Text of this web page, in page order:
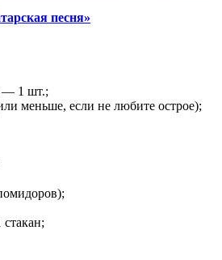
песня»
— 1 шт.;
меньше, если не любите острое);